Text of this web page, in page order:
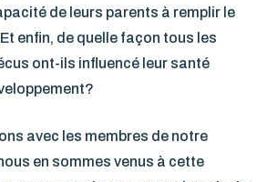
de leurs parents à remplir le
enfin, de quelle façon tous les
ont-ils influencé leur santé
avec les membres de notre
en sommes venus à cette